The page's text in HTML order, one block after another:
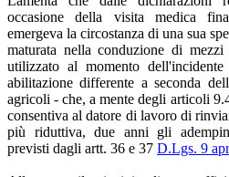
occasione della visita medica
emergeva la circostanza di una sua
maturata nella conduzione di
utilizzato al momento
abilitazione differente a seconda
agricoli - che, a mente degli articoli
consentiva al datore di lavoro di
più riduttiva, due anni gli
previsti dagli artt. 36 e 37 D.Lgs. 9